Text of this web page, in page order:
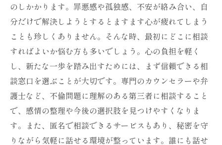
のしかかります。罪悪感や孤独感、不安が絡み合い、自
分だけで解決しようとするとますます心が疲れてしまう
ことも珍しくありません。そんな時、最初にどこに相談
すればよいか悩む方も多いでしょう。心の負担を軽く
し、新たな一歩を踏み出すためには、まず信頼できる相
談窓口を選ぶことが大切です。専門のカウンセラーや弁
護士など、不倫問題に理解のある第三者に相談すること
で、感情の整理や今後の選択肢を見つけやすくなりま
す。また、匿名で相談できるサービスもあり、秘密を守
りながら気軽に話せる環境が整っています。誰にも話せ